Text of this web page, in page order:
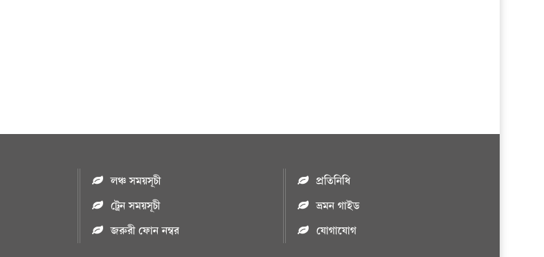
প্রাণহানি
কঠোর হচ্ছে এসএসসি ও এইচএসসি
লঞ্চ সময়সূচী
ট্রেন সময়সূচী
জরুরী ফোন নম্বর
প্রতিনিধি
ভ্রমন গাইড
যোগাযোগ